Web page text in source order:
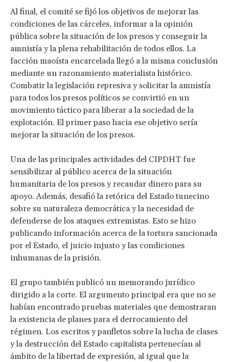
Al final, el comité se fijó los objetivos de mejorar las
condiciones de las cárceles, informar a la opinión
pública sobre la situación de los presos y conseguir la
amnistía y la plena rehabilitación de todos ellos. La
facción maoísta encarcelada llegó a la misma conclusión
mediante un razonamiento materialista histórico.
Combatir la legislación represiva y solicitar la amnistía
para todos los presos políticos se convirtió en un
movimiento táctico para liberar a la sociedad de la
explotación. El primer paso hacia ese objetivo sería
mejorar la situación de los presos.
Una de las principales actividades del CIPDHT fue
sensibilizar al público acerca de la situación
humanitaria de los presos y recaudar dinero para su
apoyo. Además, desafió la retórica del Estado tunecino
sobre su naturaleza democrática y la necesidad de
defenderse de los ataques extremistas. Esto se hizo
publicando información acerca de la tortura sancionada
por el Estado, el juicio injusto y las condiciones
inhumanas de la prisión.
El grupo también publicó un memorando jurídico
dirigido a la corte. El argumento principal era que no se
habían encontrado pruebas materiales que demostraran
la existencia de planes para el derrocamiento del
régimen. Los escritos y panfletos sobre la lucha de clases
y la destrucción del Estado capitalista pertenecían al
ámbito de la libertad de expresión, al igual que la